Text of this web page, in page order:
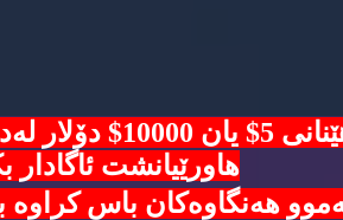
ئۆفەرێکی
هاورێیانشت ئاگادار
باس کراوە بەکەمتر لە 4 خولەک شانسی